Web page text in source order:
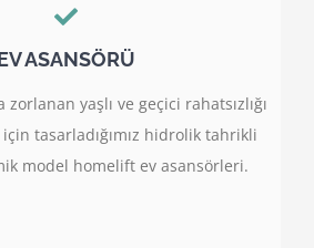
ASANSÖRÜ
yaşlı ve geçici rahatsızlığı
tasarladığımız hidrolik tahrikli
model homelift ev asansörleri.